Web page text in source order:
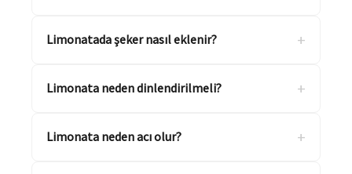
Limonatada şeker nasıl eklenir? +
Limonata neden dinlendirilmeli? +
Limonata neden acı olur? +